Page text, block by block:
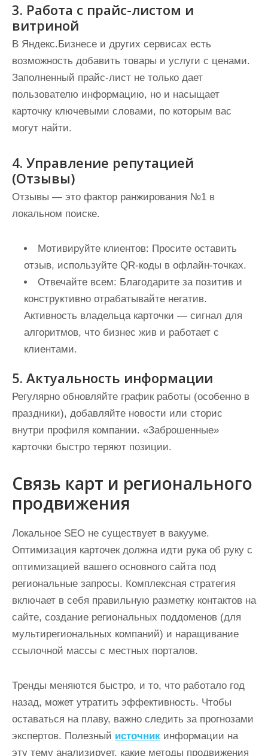
3. Работа с прайс-листом и
витриной
В Яндекс.Бизнесе и других сервисах есть
возможность добавить товары и услуги с ценами.
Заполненный прайс-лист не только дает
пользователю информацию, но и насыщает
карточку ключевыми словами, по которым вас
могут найти.
4. Управление репутацией
(Отзывы)
Отзывы — это фактор ранжирования №1 в
локальном поиске.
Мотивируйте клиентов: Просите оставить
отзыв, используйте QR-коды в офлайн-точках.
Отвечайте всем: Благодарите за позитив и
конструктивно отрабатывайте негатив.
Активность владельца карточки — сигнал для
алгоритмов, что бизнес жив и работает с
клиентами.
5. Актуальность информации
Регулярно обновляйте график работы (особенно в
праздники), добавляйте новости или сторис
внутри профиля компании. «Заброшенные»
карточки быстро теряют позиции.
Связь карт и регионального
продвижения
Локальное SEO не существует в вакууме.
Оптимизация карточек должна идти рука об руку с
оптимизацией вашего основного сайта под
региональные запросы. Комплексная стратегия
включает в себя правильную разметку контактов на
сайте, создание региональных поддоменов (для
мультирегиональных компаний) и наращивание
ссылочной массы с местных порталов.
Тренды меняются быстро, и то, что работало год
назад, может утратить эффективность. Чтобы
оставаться на плаву, важно следить за прогнозами
экспертов. Полезный источник информации на
эту тему анализирует, какие методы продвижения